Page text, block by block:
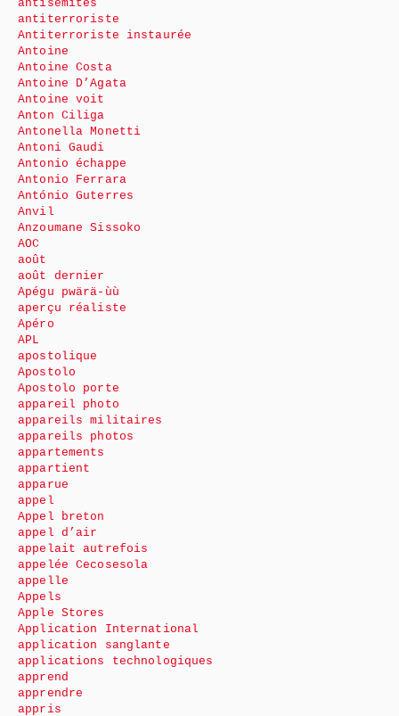
antisémites
antiterroriste
Antiterroriste instaurée
Antoine
Antoine Costa
Antoine D’Agata
Antoine voit
Anton Ciliga
Antonella Monetti
Antoni Gaudi
Antonio échappe
Antonio Ferrara
António Guterres
Anvil
Anzoumane Sissoko
AOC
août
août dernier
Apégu pwärä-ùù
aperçu réaliste
Apéro
APL
apostolique
Apostolo
Apostolo porte
appareil photo
appareils militaires
appareils photos
appartements
appartient
apparue
appel
Appel breton
appel d’air
appelait autrefois
appelée Cecosesola
appelle
Appels
Apple Stores
Application International
application sanglante
applications technologiques
apprend
apprendre
appris